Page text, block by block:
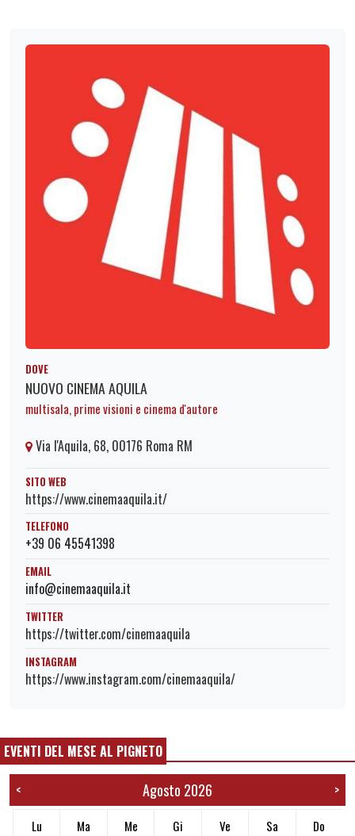
DOVE
NUOVO CINEMA AQUILA
multisala, prime visioni e cinema d'autore
Via l'Aquila, 68, 00176 Roma RM
SITO WEB
https://www.cinemaaquila.it/
TELEFONO
+39 06 45541398
EMAIL
info@cinemaaquila.it
TWITTER
https://twitter.com/cinemaaquila
INSTAGRAM
https://www.instagram.com/cinemaaquila/
EVENTI DEL MESE AL PIGNETO
< Agosto 2026 >
Lu Ma Me Gi Ve Sa Do